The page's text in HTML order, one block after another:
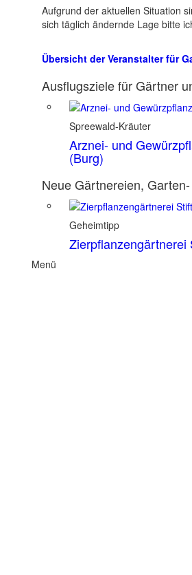
Aufgrund der aktuellen Situation
sich täglich ändernde Lage bitte
Übersicht der Veranstalter für
Ausflugsziele für Gärtner
Spreewald-Kräuter
Arznei- und
(Burg)
Neue Gärtnereien,
Geheimtipp
Zierpflanzengärtnerei
Menü